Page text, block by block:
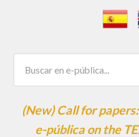
(New) Call for
e-pública on the